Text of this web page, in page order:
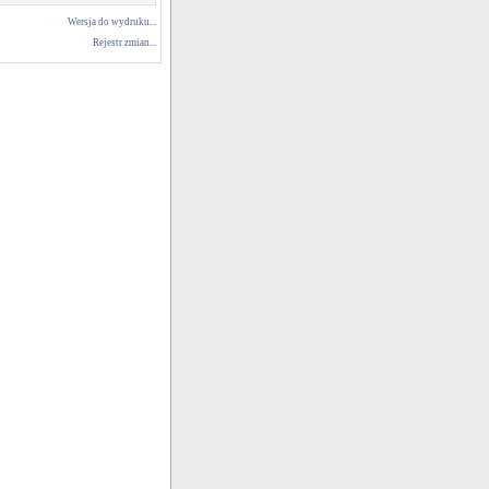
Wersja do wydruku...
Rejestr zmian...